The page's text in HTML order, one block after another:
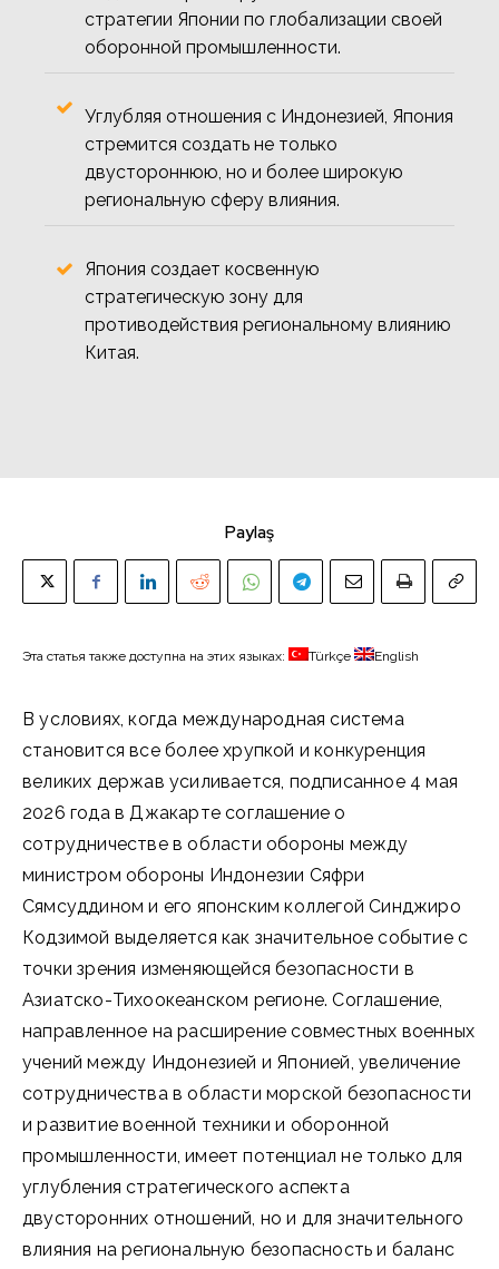
стратегии Японии по глобализации своей
оборонной промышленности.
Углубляя отношения с Индонезией, Япония
стремится создать не только
двустороннюю, но и более широкую
региональную сферу влияния.
Япония создает косвенную
стратегическую зону для
противодействия региональному влиянию
Китая.
Paylaş
Эта статья также доступна на этих языках: Türkçe English
В условиях, когда международная система
становится все более хрупкой и конкуренция
великих держав усиливается, подписанное 4 мая
2026 года в Джакарте соглашение о
сотрудничестве в области обороны между
министром обороны Индонезии Сяфри
Сямсуддином и его японским коллегой Синджиро
Кодзимой выделяется как значительное событие с
точки зрения изменяющейся безопасности в
Азиатско-Тихоокеанском регионе. Соглашение,
направленное на расширение совместных военных
учений между Индонезией и Японией, увеличение
сотрудничества в области морской безопасности
и развитие военной техники и оборонной
промышленности, имеет потенциал не только для
углубления стратегического аспекта
двусторонних отношений, но и для значительного
влияния на региональную безопасность и баланс